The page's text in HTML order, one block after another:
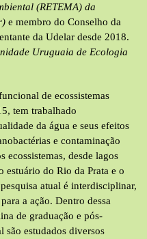
(RETEMA) da
e membro do Conselho da
da Udelar desde 2018.
Uruguaia de Ecologia
de ecossistemas
tem trabalhado
da água e seus efeitos
e contaminação
ecossistemas, desde lagos
estuário do Rio da Prata e o
atual é interdisciplinar,
a ação. Dentro dessa
de graduação e pós-
são estudados diversos